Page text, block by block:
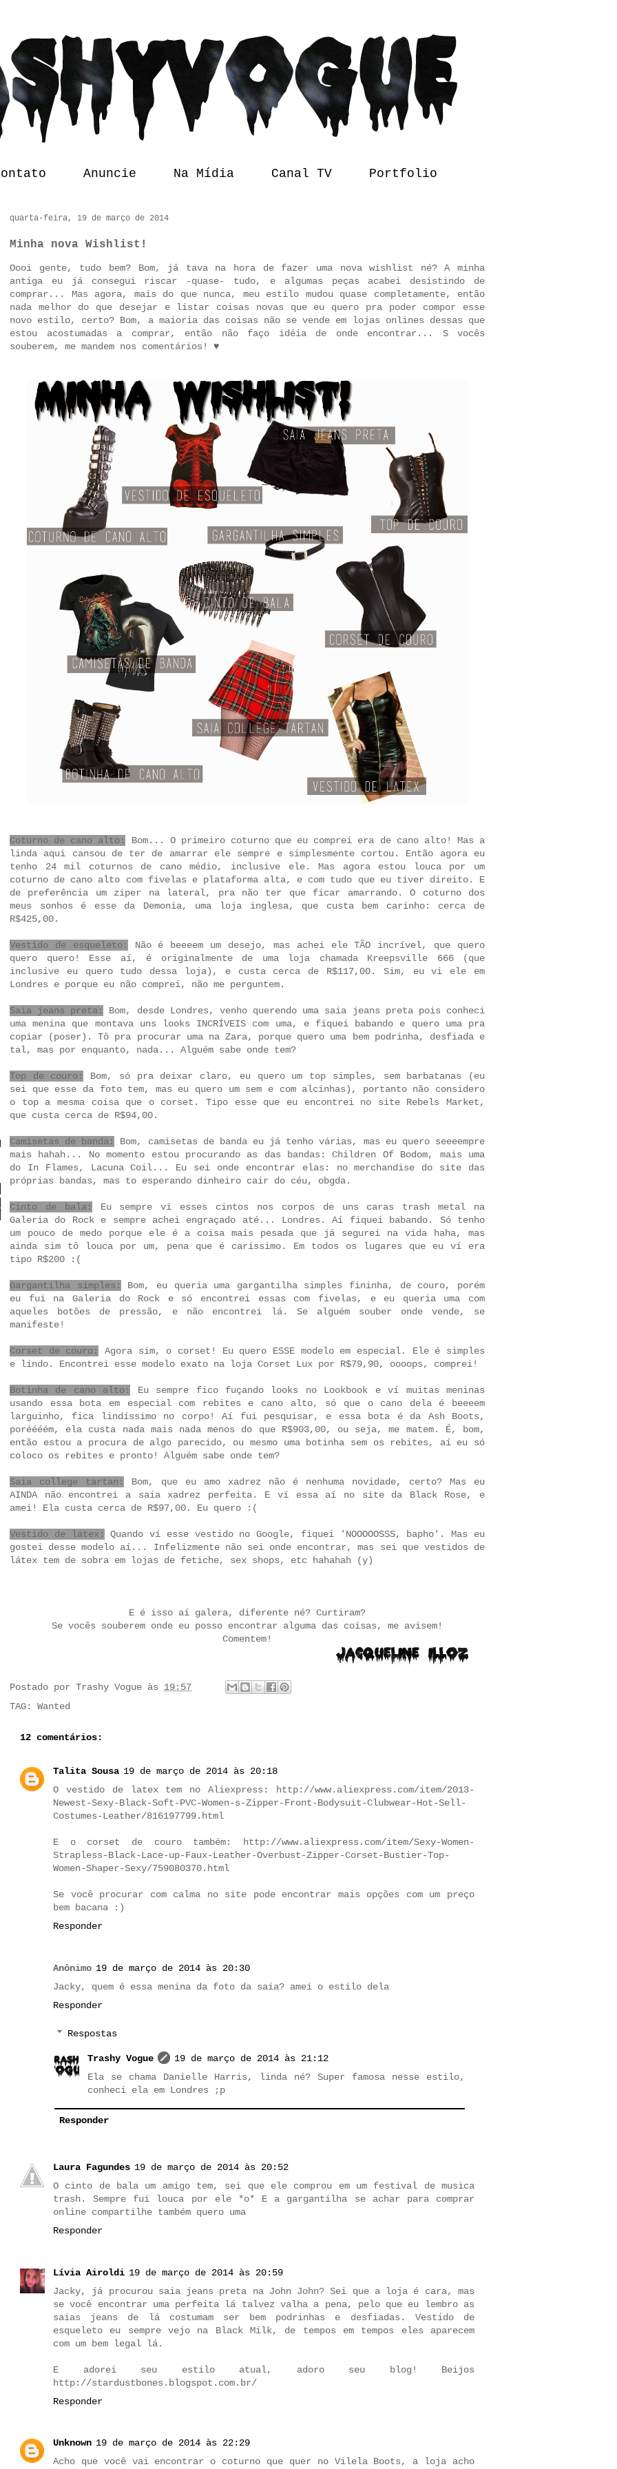
Anuncie Na Mídia Canal TV Portfolio
quarta-feira, 19 de março de 2014
Minha nova Wishlist!
Oooi gente, tudo bem? Bom, já tava na hora de fazer uma nova wishlist né? A minha
antiga eu já consegui riscar -quase- tudo, e algumas peças acabei desistindo de
comprar... Mas agora, mais do que nunca, meu estilo mudou quase completamente, então
nada melhor do que desejar e listar coisas novas que eu quero pra poder compor esse
novo estilo, certo? Bom, a maioria das coisas não se vende em lojas onlines dessas que
estou acostumadas a comprar, então não faço idéia de onde encontrar... S vocês
souberem, me mandem nos comentários! ♥
Coturno de cano alto:
Bom... O primeiro coturno que eu comprei era de cano alto! Mas a
linda aqui cansou de ter de amarrar ele sempre e simplesmente cortou. Então agora eu
tenho 24 mil coturnos de cano médio, inclusive ele. Mas agora estou louca por um
coturno de cano alto com fivelas e plataforma alta, e com tudo que eu tiver direito. E
de preferência um ziper na lateral, pra não ter que ficar amarrando. O coturno dos
meus sonhos é esseda Demonia, uma loja inglesa, que custa bem carinho: cerca de
R$425,00.
Vestido de esqueleto:
Não é beeeem um desejo, mas achei ele TÃO incrível, que quero
quero quero! Esse aí, é originalmente de uma loja chamada Kreepsville 666 (que
inclusive eu quero tudo dessa loja), e custa cerca de R$117,00. Sim, eu vi ele em
Londres e porque eu não comprei, não me perguntem.
Saia jeans preta:
Bom, desde Londres, venho querendo uma saia jeans preta pois conheci
uma menina que montava uns
looks INCRÍVEIS com uma, e fiquei babando e quero uma pra
copiar (poser). Tô pra procurar uma na Zara, porque quero uma bem podrinha, desfiada e
tal, mas por enquanto, nada... Alguém sabe onde tem?
Top de couro:
Bom, só pra deixar claro, eu quero um top simples, sem barbatanas (eu
sei que esse da foto tem, mas eu quero um sem e com alcinhas), portanto não considero
o top a mesma coisa que o corset. Tipo esse que eu encontrei no site Rebels Market,
que custa cerca de R$94,00.
Camisetas de banda:
Bom, camisetas de banda eu já tenho várias, mas eu quero seeeempre
mais hahah... No momento estou procurando as das bandas: Children Of Bodom, mais uma
do In Flames, Lacuna Coil... Eu sei onde encontrar elas: no merchandise do site das
próprias bandas, mas to esperando dinheiro cair do céu, obgda.
Cinto de bala:
Eu sempre vi esses cintos nos corpos de uns caras trash metal na
Galeria do Rock e sempre achei engraçado até... Londres. Aí fiquei babando. Só tenho
um pouco de medo porque ele é a coisa mais pesada que já segurei na vida haha, mas
ainda sim tô louca por um, pena que é caríssimo. Em todos os lugares que eu ví era
tipo R$200 :(
Gargantilha simples:
Bom, eu queria uma gargantilha simples fininha, de couro, porém
eu fui na Galeria do Rock e só encontrei essas com fivelas, e eu queria uma com
aqueles botões de pressão, e não encontrei lá. Se alguém souber onde vende, se
manifeste!
Corset de couro:
Agora sim, o corset! Eu quero ESSE modelo em especial. Ele é simples
e lindo. Encontrei esse modelo exato na loja Corset Lux por R$79,90, oooops, comprei!
Botinha de cano alto:
Eu sempre fico fuçando looks no Lookbook e ví muitas meninas
usando essa bota em especial com rebites e cano alto, só que o cano dela é beeeem
larguinho, fica lindíssimo no corpo! Aí fui pesquisar, e essa bota é da Ash Boots,
poréééém, ela custa nada mais nada menos do que R$903,00, ou seja, me matem. É, bom,
então estou a procura de algo parecido, ou mesmo uma botinha sem os rebites, aí eu só
coloco os rebites e pronto! Alguém sabe onde tem?
Saia college tartan:
Bom, que eu amo xadrez não é nenhuma novidade, certo? Mas eu
AINDA não encontrei a saia xadrez perfeita. E ví essa aí no site da Black Rose, e
amei! Ela custa cerca de R$97,00. Eu quero :(
Vestido de látex:
Quando ví esse vestido no Google, fiquei 'NOOOOOSSS, bapho'. Mas eu
gostei desse modelo aí... Infelizmente não sei onde encontrar, mas sei que vestidos de
látex tem de sobra em lojas de fetiche, sex shops, etc hahahah (y)
E é isso aí galera, diferente né? Curtiram?
Se vocês souberem onde eu posso encontrar alguma das coisas, me avisem!
Comentem!
Postado por Trashy Vogue às 19:57
TAG: Wanted
12 comentários:
Talita Sousa 19 de março de 2014 às 20:18
O vestido de latex tem no Aliexpress: http://www.aliexpress.com/item/2013-
Newest-Sexy-Black-Soft-PVC-Women-s-Zipper-Front-Bodysuit-Clubwear-Hot-Sell-
Costumes-Leather/816197799.html
E o corset de couro também: http://www.aliexpress.com/item/Sexy-Women-
Strapless-Black-Lace-up-Faux-Leather-Overbust-Zipper-Corset-Bustier-Top-
Women-Shaper-Sexy/759080370.html
Se você procurar com calma no site pode encontrar mais opções com um preço
bem bacana :)
Responder
Anônimo 19 de março de 2014 às 20:30
Jacky, quem é essa menina da foto da saia? amei o estilo dela
Responder
Respostas
Trashy Vogue
19 de março de 2014 às 21:12
Ela se chama Danielle Harris, linda né? Super famosa nesse estilo,
conheci ela em Londres ;p
Responder
Laura Fagundes 19 de março de 2014 às 20:52
O cinto de bala um amigo tem, sei que ele comprou em um festival de musica
trash. Sempre fui louca por ele *o* E a gargantilha se achar para comprar
online compartilhe também quero uma
Responder
Lívia Airoldi 19 de março de 2014 às 20:59
Jacky, já procurou saia jeans preta na John John? Sei que a loja é cara, mas
se você encontrar uma perfeita lá talvez valha a pena, pelo que eu lembro as
saias jeans de lá costumam ser bem podrinhas e desfiadas. Vestido de
esqueleto eu sempre vejo na Black Milk, de tempos em tempos eles aparecem
com um bem legal lá.
E adorei seu estilo atual, adoro seu blog! Beijos
http://stardustbones.blogspot.com.br/
Responder
Unknown 19 de março de 2014 às 22:29
Acho que você vai encontrar o coturno que quer no Vilela Boots, a loja acho